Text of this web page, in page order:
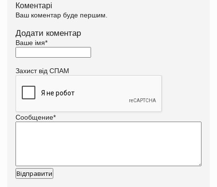
Коментарі
Ваш коментар буде першим.
Додати коментар
Ваше імя*
Захист від СПАМ
Сообщение*